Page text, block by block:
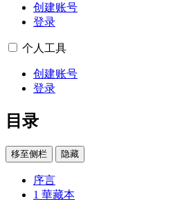
创建账号
登录
个人工具
创建账号
登录
目录
移至侧栏 隐藏
序言
1 華藏本